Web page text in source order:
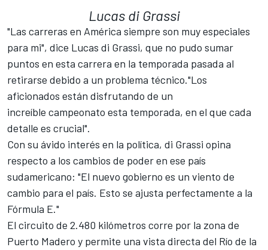
Lucas di Grassi
"Las carreras en América siempre son muy especiales
para mi", dice Lucas di Grassi, que no pudo sumar
puntos en esta carrera en la temporada pasada al
retirarse debido a un problema técnico."Los
aficionados están disfrutando de un
increíble campeonato esta temporada, en el que cada
detalle es crucial".
Con su ávido interés en la política, di Grassi opina
respecto a los cambios de poder en ese país
sudamericano: "El nuevo gobierno es un viento de
cambio para el país. Esto se ajusta perfectamente a la
Fórmula E."
El circuito de 2.480 kilómetros corre por la zona de
Puerto Madero y permite una vista directa del Río de la